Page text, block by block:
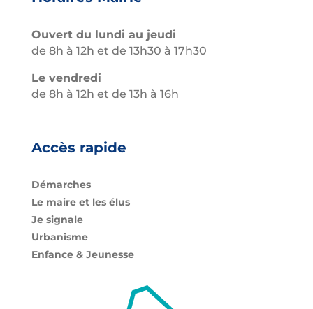
Ouvert du lundi au jeudi
de 8h à 12h et de 13h30 à 17h30
Le vendredi
de 8h à 12h et de 13h à 16h
Accès rapide
Démarches
Le maire et les élus
Je signale
Urbanisme
Enfance & Jeunesse